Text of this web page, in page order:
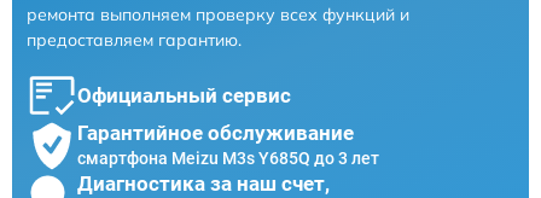
ремонта выполняем проверку всех функций и
предоставляем гарантию.
Официальный сервис
Гарантийное обслуживание
смартфона Meizu M3s Y685Q до 3 лет
Диагностика за наш счет,